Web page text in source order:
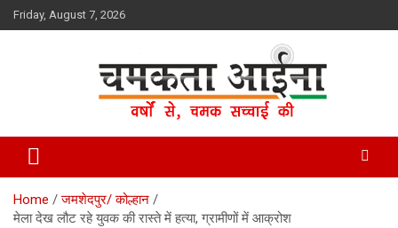
Skip
to
Friday, August 7, 2026
Chamakta Aina
Home
जमशेदपुर/ कोल्हान
मेला देख लौट रहे युवक की रास्ते में हत्या, ग्रामीणों में आक्रोश